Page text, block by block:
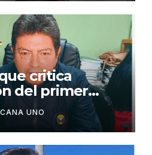
critica
del primer
de Keiko
UNO